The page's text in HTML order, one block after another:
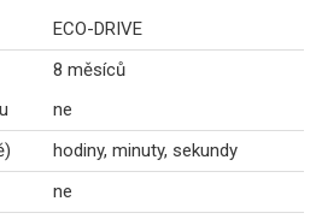
ECO-DRIVE
8 měsíců
ne
hodiny, minuty, sekundy
ne